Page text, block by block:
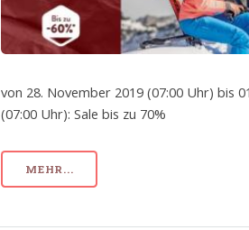
von 28. November 2019 (07:00 Uhr) bis
(07:00 Uhr): Sale bis zu 70%
MEHR...